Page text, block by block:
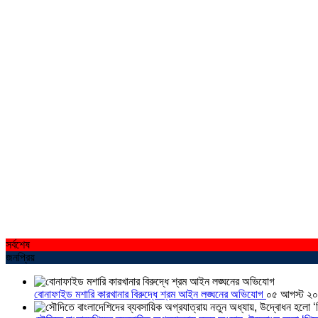
সর্বশেষ
জনপ্রিয়
বোনাফাইড মশারি কারখানার বিরুদ্ধে শ্রম আইন লঙ্ঘনের অভিযোগ ০৫ আগস্ট